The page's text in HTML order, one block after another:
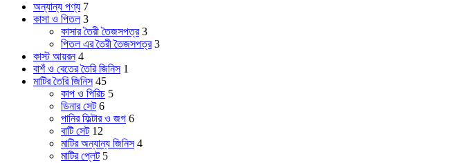
অন্যান্য পণ্য 7
কাসা ও পিতল 3
কাসার তৈরী তৈজসপত্র 3
পিতল এর তৈরী তৈজসপত্র 3
কাস্ট আয়রন 4
বাশঁ ও বেতের তৈরি জিনিস 1
মাটির তৈরি জিনিস 45
কাপ ও পিরিচ 5
ডিনার সেট 6
পানির ফিল্টার ও জগ 6
বাটি সেট 12
মাটির অন্যান্য জিনিস 4
মাটির প্লেট 5